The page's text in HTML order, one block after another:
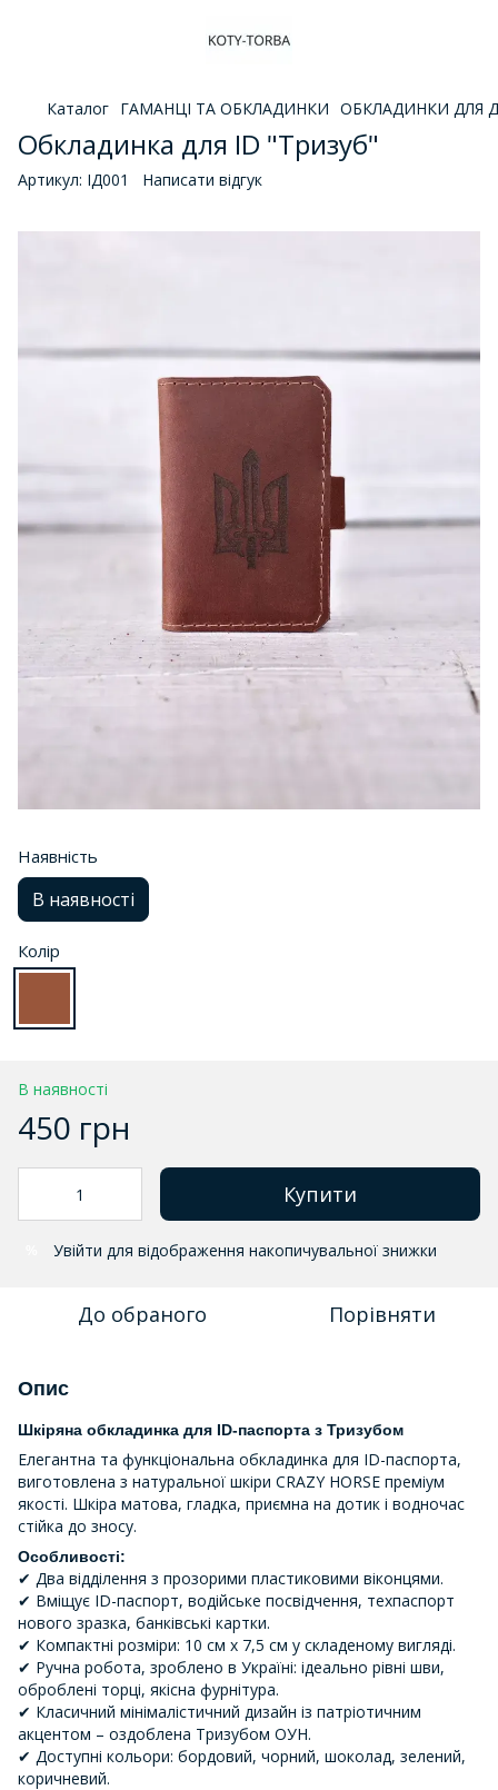
Каталог ГАМАНЦІ ТА ОБКЛАДИНКИ ОБКЛАДИНКИ ДЛЯ
Обкладинка для ID "Тризуб"
Артикул: ІД001 Написати відгук
Наявність
В наявності
Колір
В наявності
450 грн
Купити
Увійти для відображення накопичувальної знижки
До обраного Порівняти
Опис
Шкіряна обкладинка для ID-паспорта з Тризубом
Елегантна та функціональна обкладинка для ID-паспорта,
виготовлена з натуральної шкіри CRAZY HORSE преміум
якості. Шкіра матова, гладка, приємна на дотик і водночас
стійка до зносу.
Особливості:
✔ Два відділення з прозорими пластиковими віконцями.
✔ Вміщує ID-паспорт, водійське посвідчення, техпаспорт
нового зразка, банківські картки.
✔ Компактні розміри: 10 см х 7,5 см у складеному вигляді.
✔ Ручна робота, зроблено в Україні: ідеально рівні шви,
оброблені торці, якісна фурнітура.
✔ Класичний мінімалістичний дизайн із патріотичним
акцентом – оздоблена Тризубом ОУН.
✔ Доступні кольори: бордовий, чорний, шоколад, зелений,
коричневий.